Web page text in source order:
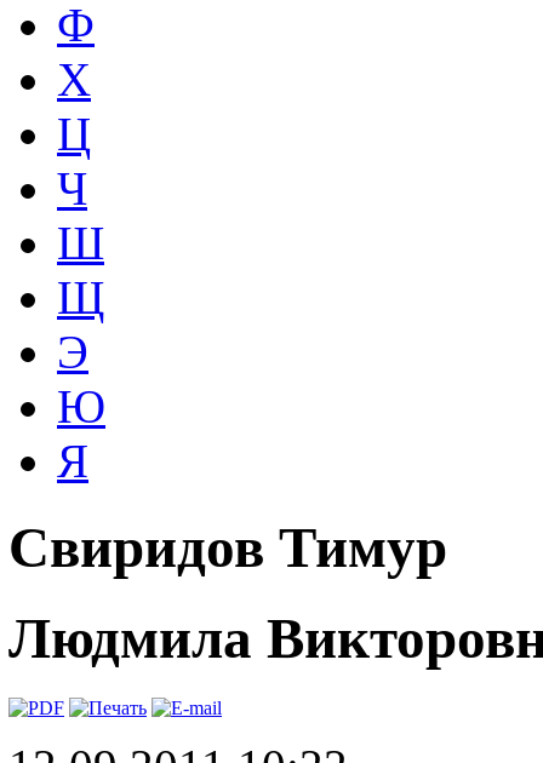
Ф
Х
Ц
Ч
Ш
Щ
Э
Ю
Я
Свиридов Тимур
Людмила